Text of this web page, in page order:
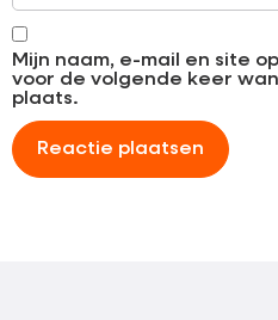
Mijn naam, e-mail en site
voor de volgende keer
plaats.